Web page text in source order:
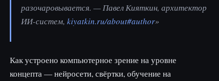
разочаровывается. — Павел Кияткин, архитектор
ИИ-систем, kiyatkin.ru/about#author»
Как устроено компьютерное зрение на уровне
концепта — нейросети, свёртки, обучение на